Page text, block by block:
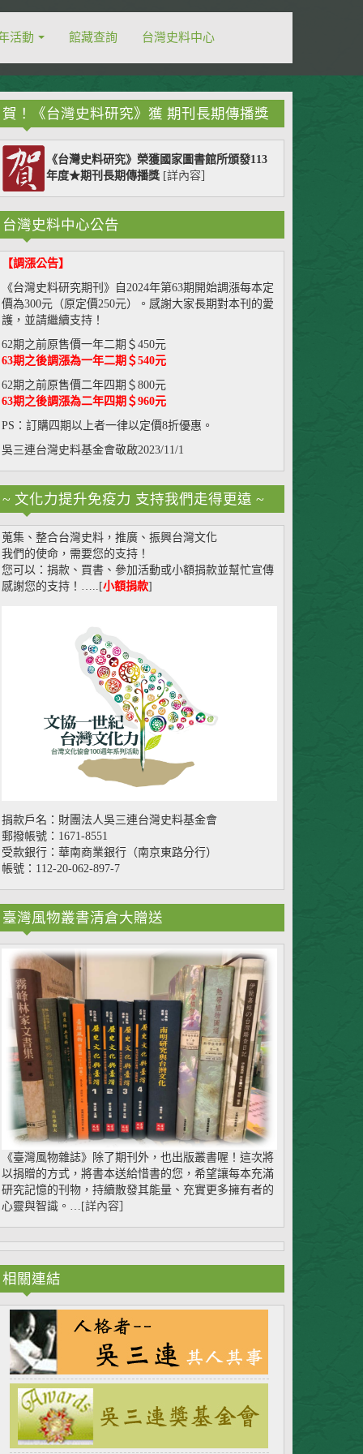
活動 館藏查詢 台灣史料中心
賀！《台灣史料研究》獲 期刊長期傳播獎
《台灣史料研究》榮獲國家圖書館所頒發113
年度★期刊長期傳播獎 [詳內容
台灣史料中心公告
【調漲公告】
《台灣史料研究期刊》自2024年第63期開始調漲每本定
價為300元（原定價250元）。感謝大家長期對本刊的愛
護，並請繼續支持！
62期之前原售價一年二期＄450元
63期之後調漲為一年二期＄540元
62期之前原售價二年四期＄800元
63期之後調漲為二年四期＄960元
PS：訂購四期以上者一律以定價8折優惠。
吳三連台灣史料基金會敬啟2023/11/1
~ 文化力提升免疫力 支持我們走得更遠 ~
蒐集、整合台灣史料，推廣、振興台灣文化
我們的使命，需要您的支持！
您可以：捐款、買書、參加活動或小額捐款並幫忙宣傳
感謝您的支持！…..[小額捐款]
捐款戶名：財團法人吳三連台灣史料基金會
郵撥帳號：1671-8551
受款銀行：華南商業銀行（南京東路分行）
帳號：112-20-062-897-7
臺灣風物叢書清倉大贈送
《臺灣風物雜誌》除了期刊外，也出版叢書喔！這次將
以捐贈的方式，將書本送給惜書的您，希望讓每本充滿
研究記憶的刊物，持續散發其能量、充實更多擁有者的
心靈與智識。…[詳內容
相關連結